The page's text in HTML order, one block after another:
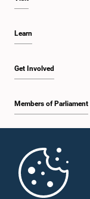
Learn
Get Involved
Members of Parliament
Parliament Mobile App